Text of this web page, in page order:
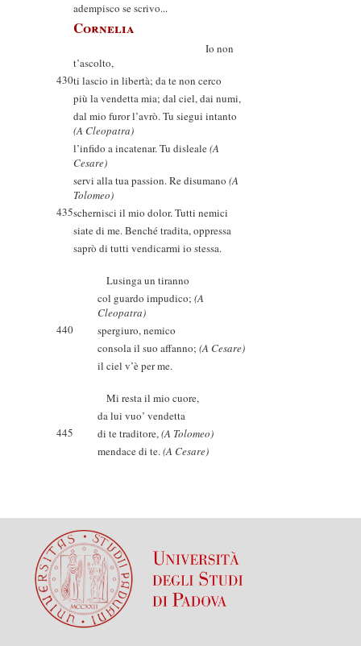
adempisco se scrivo...
Cornelia
Io non
t’ascolto,
430ti lascio in libertà; da te non cerco
più la vendetta mia; dal ciel, dai numi,
dal mio furor l’avrò. Tu siegui intanto
(A Cleopatra)
l’infido a incatenar. Tu disleale(A
Cesare)
servi alla tua passion. Re disumano (A
Tolomeo)
435schernisci il mio dolor. Tutti nemici
siate di me. Benché tradita, oppressa
saprò di tutti vendicarmi io stessa.
Lusinga un tiranno
col guardo impudico; (A
Cleopatra)
440
spergiuro, nemico
consola il suo affanno; (A Cesare)
il ciel v’è per me.
Mi resta il mio cuore,
da lui vuo’ vendetta
445
di te traditore,(A Tolomeo)
mendace di te.(A Cesare)